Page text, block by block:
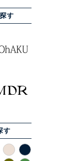
す
す